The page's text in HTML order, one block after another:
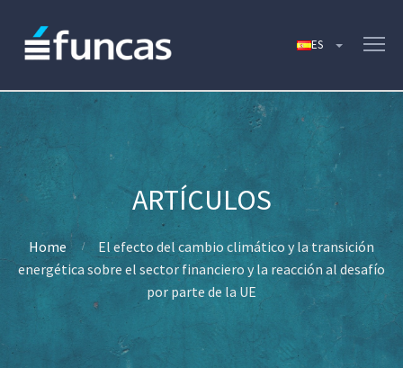
Home
El efecto del cambio climático y la transición
energética sobre el sector financiero y la reacción al desafío
por parte de la UE